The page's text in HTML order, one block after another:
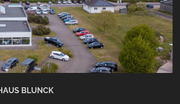
BLUNCK